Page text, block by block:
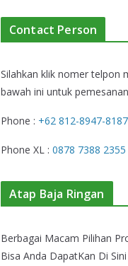
Contact Person
Silahkan klik nomer telpon
bawah ini untuk
Phone : +62 812-8947-8187
Phone XL : 0878 7388 2355
Atap Baja Ringan
Berbagai Macam Pilihan
Bisa Anda DapatKan Di